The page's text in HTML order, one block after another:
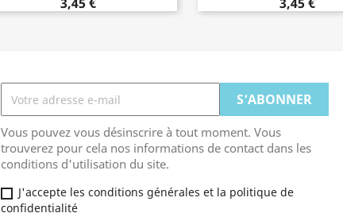
Vous pouvez vous désinscrire à tout moment. Vous
trouverez pour cela nos informations de contact dans les
conditions d'utilisation du site.
J'accepte les conditions générales et la politique de
confidentialité